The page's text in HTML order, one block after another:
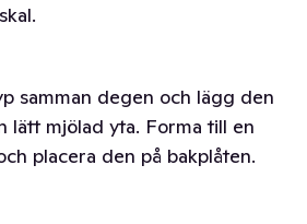
samman degen och lägg den
lätt mjölad yta. Forma till en
placera den på bakplåten.